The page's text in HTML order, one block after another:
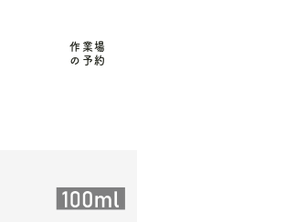
作業場
の予約